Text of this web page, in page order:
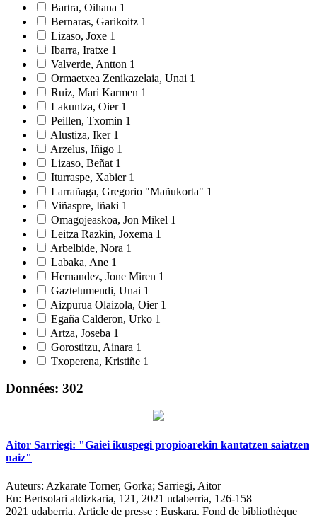
Bartra, Oihana 1
Bernaras, Garikoitz 1
Lizaso, Joxe 1
Ibarra, Iratxe 1
Valverde, Antton 1
Ormaetxea Zenikazelaia, Unai 1
Ruiz, Mari Karmen 1
Lakuntza, Oier 1
Peillen, Txomin 1
Alustiza, Iker 1
Arzelus, Iñigo 1
Lizaso, Beñat 1
Iturraspe, Xabier 1
Larrañaga, Gregorio "Mañukorta" 1
Viñaspre, Iñaki 1
Omagojeaskoa, Jon Mikel 1
Leitza Razkin, Joxema 1
Arbelbide, Nora 1
Labaka, Ane 1
Hernandez, Jone Miren 1
Gaztelumendi, Unai 1
Aizpurua Olaizola, Oier 1
Egaña Calderon, Urko 1
Artza, Joseba 1
Gorostitzu, Ainara 1
Txoperena, Kristiñe 1
Données: 302
Aitor Sarriegi: "Gaiei ikuspegi propioarekin kantatzen saiatzen
naiz"
Auteurs: Azkarate Torner, Gorka; Sarriegi, Aitor
En: Bertsolari aldizkaria, 121, 2021 udaberria, 126-158
2021 udaberria. Article de presse : Euskara. Fond de bibliothèque